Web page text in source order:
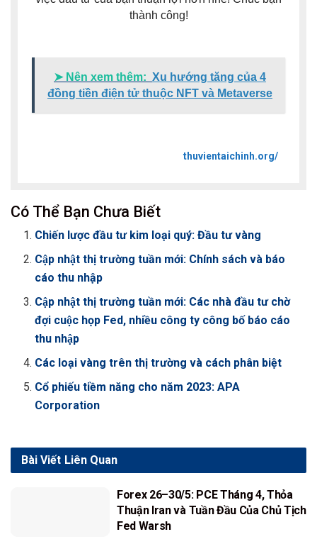
thành công!
➤ Nên xem thêm: Xu hướng tăng của 4
đồng tiền điện tử thuộc NFT và Metaverse
thuvientaichinh.org/
Có Thể Bạn Chưa Biết
Chiến lược đầu tư kim loại quý: Đầu tư vàng
Cập nhật thị trường tuần mới: Chính sách và báo
cáo thu nhập
Cập nhật thị trường tuần mới: Các nhà đầu tư chờ
đợi cuộc họp Fed, nhiều công ty công bố báo cáo
thu nhập
Các loại vàng trên thị trường và cách phân biệt
Cổ phiếu tiềm năng cho năm 2023: APA
Corporation
Liên Quan
Bài Viết
Forex 26–30/5: PCE Tháng 4, Thỏa
Thuận Iran và Tuần Đầu Của Chủ Tịch
Fed Warsh